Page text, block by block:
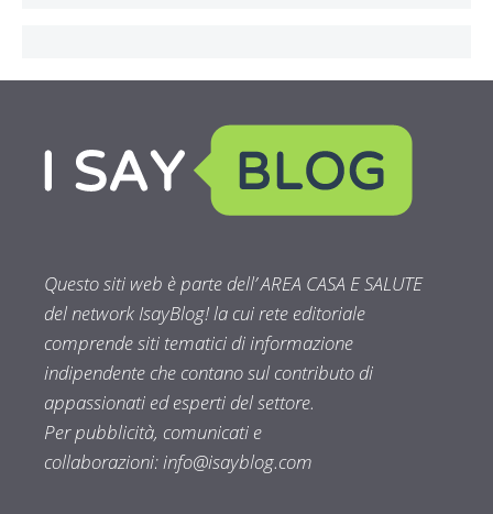
Questo siti web è parte dell’ AREA CASA E SALUTE
del network IsayBlog! la cui rete editoriale
comprende siti tematici di informazione
indipendente che contano sul contributo di
appassionati ed esperti del settore.
Per pubblicità, comunicati e
collaborazioni:info@isayblog.com